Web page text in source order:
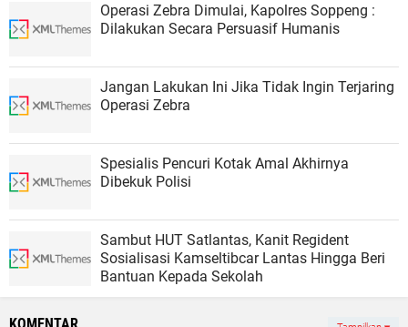
Operasi Zebra Dimulai, Kapolres Soppeng :
Dilakukan Secara Persuasif Humanis
Jangan Lakukan Ini Jika Tidak Ingin Terjaring
Operasi Zebra
Spesialis Pencuri Kotak Amal Akhirnya
Dibekuk Polisi
Sambut HUT Satlantas, Kanit Regident
Sosialisasi Kamseltibcar Lantas Hingga Beri
Bantuan Kepada Sekolah